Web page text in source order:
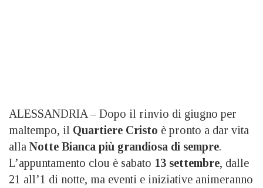
ALESSANDRIA – Dopo il rinvio di giugno per
maltempo, il Quartiere Cristo è pronto a dar vita
alla Notte Bianca più grandiosa di sempre.
L’appuntamento clou è sabato 13 settembre, dalle
21 all’1 di notte, ma eventi e iniziative animeranno